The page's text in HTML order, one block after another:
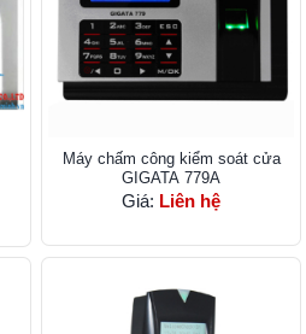
Máy chấm công kiểm soát cửa
GIGATA 779A
Giá: Liên hệ